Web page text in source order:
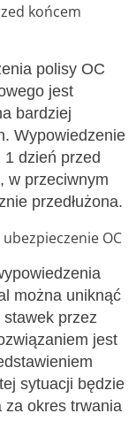
końcem
polisy OC
jest
bardziej
Wypowiedzenie
1 dzień przed
w przeciwnym
przedłużona.
OC
można uniknąć
stawek przez
jest
sytuacji będzie
za okres trwania